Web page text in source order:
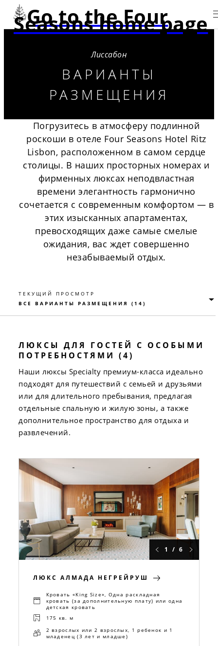
Go to the Four
Seasons home page
Лиссабон
ВАРИАНТЫ
РАЗМЕЩЕНИЯ
Погрузитесь в атмосферу подлинной
роскоши в отеле Four Seasons Hotel Ritz
Lisbon, расположенном в самом сердце
столицы. В наших просторных номерах и
фирменных люксах неподвластная
времени элегантность гармонично
сочетается с современным комфортом — в
этих изысканных апартаментах,
превосходящих даже самые смелые
ожидания, вас ждет совершенно
незабываемый отдых.
ТЕКУЩИЙ ПРОСМОТР
ЛЮКСЫ ДЛЯ ГОСТЕЙ С ОСОБЫМИ
ПОТРЕБНОСТЯМИ (4)
Наши люксы Specialty премиум-класса идеально
подходят для путешествий с семьей и друзьями
или для длительного пребывания, предлагая
отдельные спальную и жилую зоны, а также
дополнительное пространство для отдыха и
развлечений.
1 / 6
ЛЮКС АЛМАДА НЕГРЕЙРУШ
Кровать «King Size», Одна раскладная
кровать (за дополнительную плату) или одна
детская кровать
175 кв. м
2 взрослых или 2 взрослых, 1 ребенок и 1
младенец (3 лет и младше)